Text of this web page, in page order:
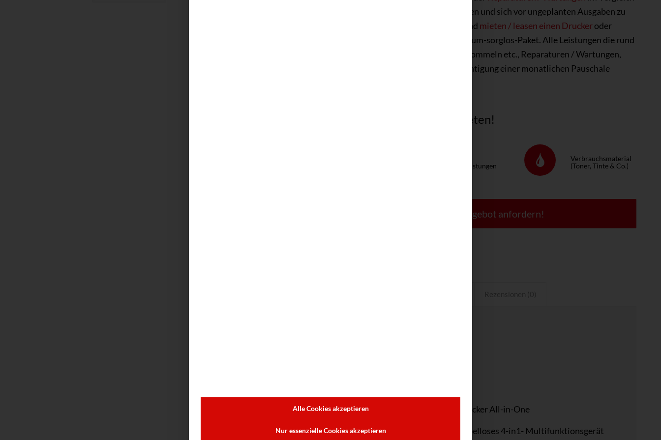
zum Anschaffungspreis sehr hoch. Um Liquidität zu schonen und sich vor ungeplanten Ausgaben zu
schützen, nutzen mittlerweile viele Kunden die Vorteile und mieten / leasen einen Druckeroder
bzw. Rund­um-sorg­los-Pa­ket. Alle Leistungen die rund
um das Gerät entstehen (Versorgung mit Toner / Tinte / Trommeln etc., Reparaturen / Wartungen,
Ersatz- und Verschleißteile usw.), werden unter Berücksichtigung einer monatlichen Pauschale
Jetzt als Rundum-sorglos-Paket günstig mieten!
Reparaturleistungen
Verbrauchsmaterial
(Toner, Tinte & Co.)
Ab 8,90 € mtl. mieten. Jetzt Angebot anfordern!
Professioneller kompakter A4-Multifunktionsdrucker All-in-One
Der kompakte Brother MFC-L2960DW ist ein kabelloses 4-in1- Multifunktionsgerät
Alle Cookies akzeptieren
Nur essenzielle Cookies akzeptieren